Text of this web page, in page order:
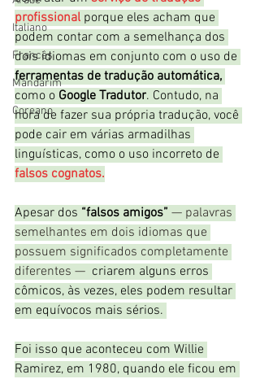
Italiano
Francês
Mandarim
Coreano
profissional porque eles acham que
podem contar com a semelhança dos
dois idiomas em conjunto com o uso de
ferramentas de tradução automática,
como o Google Tradutor. Contudo, na
hora de fazer sua própria tradução, você
pode cair em várias armadilhas
linguísticas, como o uso incorreto de
falsos cognatos.
Apesar dos “falsos amigos” — palavras
semelhantes em dois idiomas que
possuem significados completamente
diferentes — criarem alguns erros
cômicos, às vezes, eles podem resultar
em equívocos mais sérios.
Foi isso que aconteceu com Willie
Ramirez, em 1980, quando ele ficou em